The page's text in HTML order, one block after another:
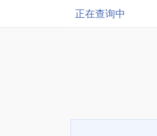
正在查询中